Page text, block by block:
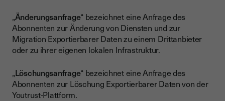
„Änderungsanfrage“ bezeichnet eine Anfrage des
Abonnenten zur Änderung von Diensten und zur
Migration Exportierbarer Daten zu einem Drittanbieter
oder zu ihrer eigenen lokalen Infrastruktur.
„Löschungsanfrage“ bezeichnet eine Anfrage des
Abonnenten zur Löschung Exportierbarer Daten von der
Youtrust-Plattform.